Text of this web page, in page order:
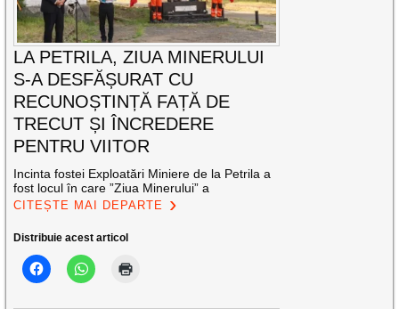
LA PETRILA, ZIUA MINERULUI
S-A DESFĂȘURAT CU
RECUNOȘTINȚĂ FAȚĂ DE
TRECUT ȘI ÎNCREDERE
PENTRU VIITOR
Incinta fostei Exploatări Miniere de la Petrila a
fost locul în care ”Ziua Minerului” a
CITEȘTE MAI DEPARTE
Distribuie acest articol